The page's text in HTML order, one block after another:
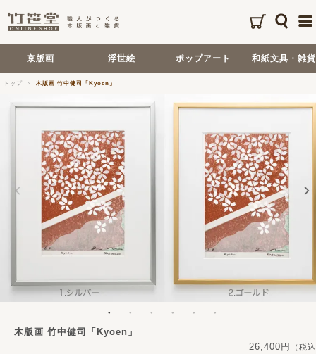
京版画 浮世絵 ポップアート 和紙文具・雑貨
トップ 木版画 竹中健司「Kyoen」
木版画 竹中健司「Kyoen」
26,400円
（税